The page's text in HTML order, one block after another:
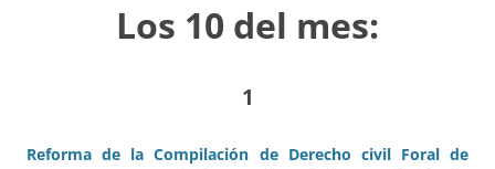
Los 10 del mes:
1
Reforma de la Compilación de Derecho civil Foral de